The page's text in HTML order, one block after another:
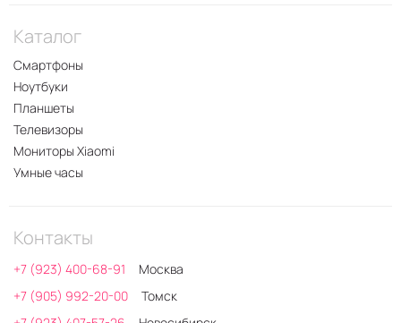
Каталог
Смартфоны
Ноутбуки
Планшеты
Телевизоры
Мониторы Xiaomi
Умные часы
Контакты
+7 (923) 400-68-91
Москва
+7 (905) 992-20-00
Томск